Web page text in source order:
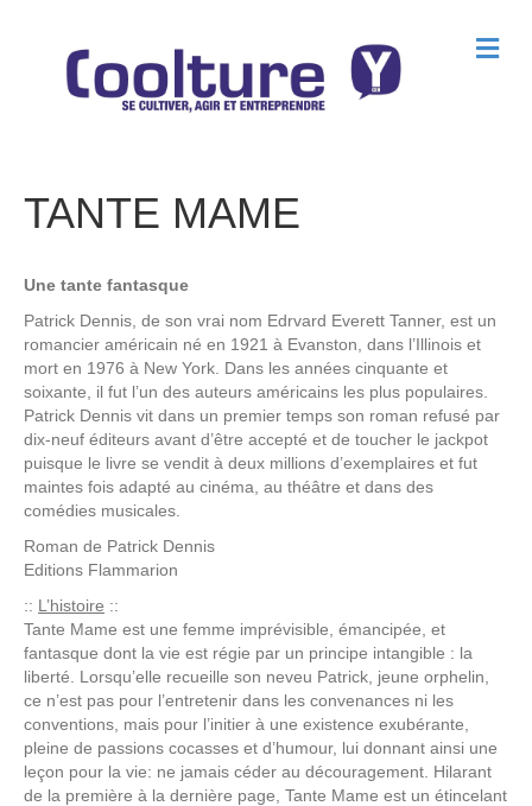
M
e
TANTE MAME
Une tante fantasque
Patrick Dennis, de son vrai nom Edrvard Everett Tanner, est un
romancier américain né en 1921 à Evanston, dans l’Illinois et
mort en 1976 à New York. Dans les années cinquante et
soixante, il fut l’un des auteurs américains les plus populaires.
Patrick Dennis vit dans un premier temps son roman refusé par
dix-neuf éditeurs avant d’être accepté et de toucher le jackpot
puisque le livre se vendit à deux millions d’exemplaires et fut
maintes fois adapté au cinéma, au théâtre et dans des
comédies musicales.
Roman de Patrick Dennis
Editions Flammarion
:: L’histoire ::
Tante Mame est une femme imprévisible, émancipée, et
fantasque dont la vie est régie par un principe intangible : la
liberté. Lorsqu’elle recueille son neveu Patrick, jeune orphelin,
ce n’est pas pour l’entretenir dans les convenances ni les
conventions, mais pour l’initier à une existence exubérante,
pleine de passions cocasses et d’humour, lui donnant ainsi une
leçon pour la vie: ne jamais céder au découragement. Hilarant
de la première à la dernière page, Tante Mame est un étincelant